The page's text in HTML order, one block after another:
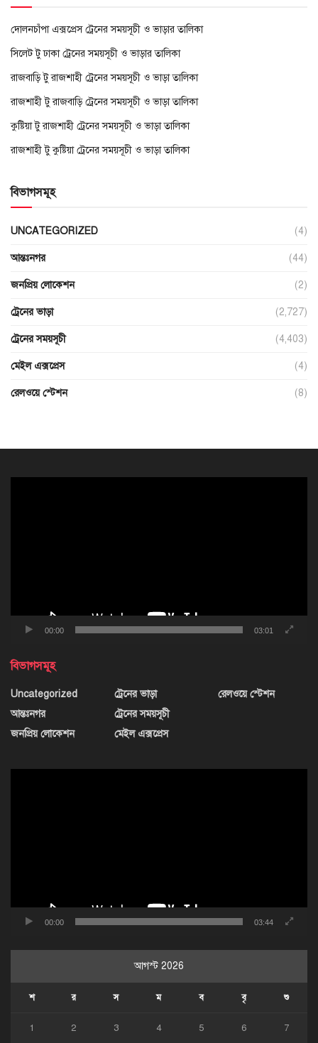
দোলনচাঁপা এক্সপ্রেস ট্রেনের সময়সূচী ও ভাড়ার তালিকা
সিলেট টু ঢাকা ট্রেনের সময়সূচী ও ভাড়ার তালিকা
রাজবাড়ি টু রাজশাহী ট্রেনের সময়সূচী ও ভাড়া তালিকা
রাজশাহী টু রাজবাড়ি ট্রেনের সময়সূচী ও ভাড়া তালিকা
কুষ্টিয়া টু রাজশাহী ট্রেনের সময়সূচী ও ভাড়া তালিকা
রাজশাহী টু কুষ্টিয়া ট্রেনের সময়সূচী ও ভাড়া তালিকা
বিভাগসমূহ
UNCATEGORIZED (4)
আন্তঃনগর (44)
জনপ্রিয় লোকেশন (2)
ট্রেনের ভাড়া (2,727)
ট্রেনের সময়সূচী (4,403)
মেইল এক্সপ্রেস (4)
রেলওয়ে স্টেশন (8)
00:00 03:01
বিভাগসমূহ
Uncategorized
আন্তঃনগর
জনপ্রিয় লোকেশন
ট্রেনের ভাড়া
ট্রেনের সময়সূচী
মেইল এক্সপ্রেস
রেলওয়ে স্টেশন
00:00 03:44
আগস্ট 2026
শ র স ম ব বৃ শু
1 2 3 4 5 6 7